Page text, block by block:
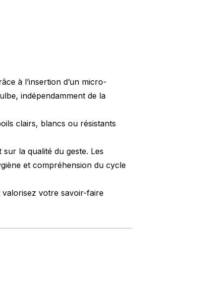
à l’insertion d’un micro-
indépendamment de la
clairs, blancs ou résistants
la qualité du geste. Les
et compréhension du cycle
valorisez votre savoir-faire